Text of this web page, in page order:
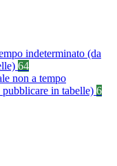
indeterminato (da
64
non a tempo
in tabelle) 6